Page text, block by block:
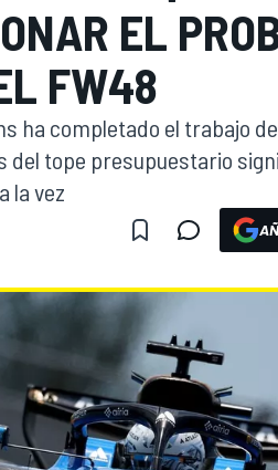
EL
FW48
ha completado el trabajo
del tope presupuestario
la vez